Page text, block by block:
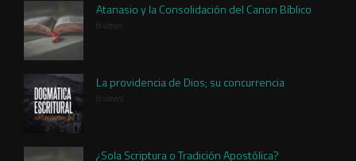
Atanasio y la Consolidación del Canon Bíblico
8 views
La providencia de Dios; su concurrencia
8 views
¿Sola Scriptura o Tradición Apostólica?